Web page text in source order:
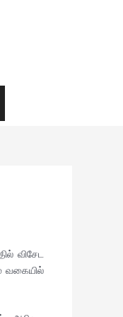
விசேட
வகையில்